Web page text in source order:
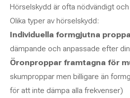
Hörselskydd är ofta nödvändigt
Olika typer av hörselskydd:
Individuella formgjutna
dämpande och anpassade efter
Öronproppar framtagna för
skumproppar men billigare än
för att inte dämpa alla frekvenser)